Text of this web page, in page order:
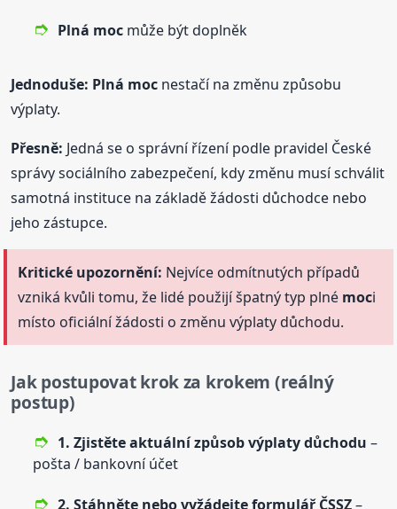
Plná moc může být doplněk
Jednoduše: Plná moc nestačí na změnu způsobu
výplaty.
Přesně: Jedná se o správní řízení podle pravidel České
správy sociálního zabezpečení, kdy změnu musí schválit
samotná instituce na základě žádosti důchodce nebo
jeho zástupce.
Kritické upozornění: Nejvíce odmítnutých případů
vzniká kvůli tomu, že lidé použijí špatný typ plné moci
místo oficiální žádosti o změnu výplaty důchodu.
Jak postupovat krok za krokem (reálný
postup)
1. Zjistěte aktuální způsob výplaty důchodu –
pošta / bankovní účet
2. Stáhněte nebo vyžádejte formulář ČSSZ–